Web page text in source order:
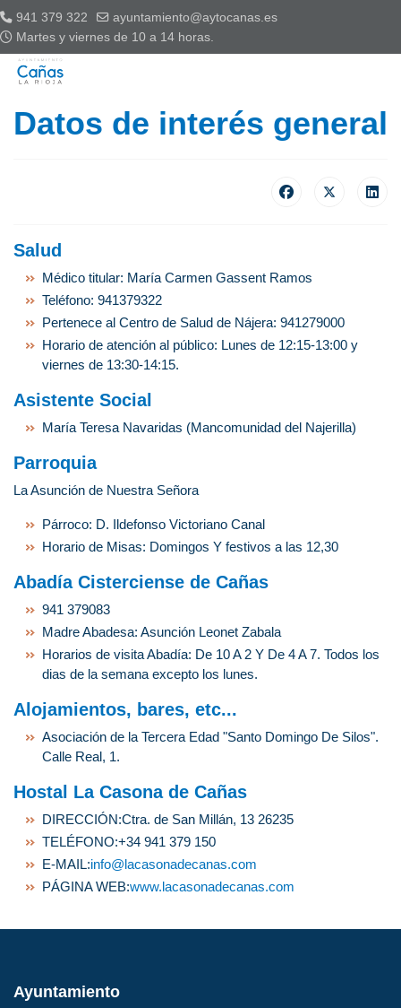
941 379 322
ayuntamiento@aytocanas.es
Martes y viernes de 10 a 14 horas.
Datos de interés general
Salud
Médico titular: María Carmen Gassent Ramos
Teléfono: 941379322
Pertenece al Centro de Salud de Nájera: 941279000
Horario de atención al público: Lunes de 12:15-13:00 y
viernes de 13:30-14:15.
Asistente Social
María Teresa Navaridas (Mancomunidad del Najerilla)
Parroquia
La Asunción de Nuestra Señora
Párroco: D. Ildefonso Victoriano Canal
Horario de Misas: Domingos Y festivos a las 12,30
Abadía Cisterciense de Cañas
941 379083
Madre Abadesa: Asunción Leonet Zabala
Horarios de visita Abadía: De 10 A 2 Y De 4 A 7. Todos los
dias de la semana excepto los lunes.
Alojamientos, bares, etc...
Asociación de la Tercera Edad "Santo Domingo De Silos".
Calle Real, 1.
Hostal La Casona de Cañas
DIRECCIÓN:Ctra. de San Millán, 13 26235
TELÉFONO:+34 941 379 150
E-MAIL:info@lacasonadecanas.com
PÁGINA WEB:www.lacasonadecanas.com
Ayuntamiento